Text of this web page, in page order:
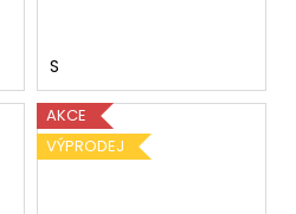
S
AKCE
VÝPRODEJ